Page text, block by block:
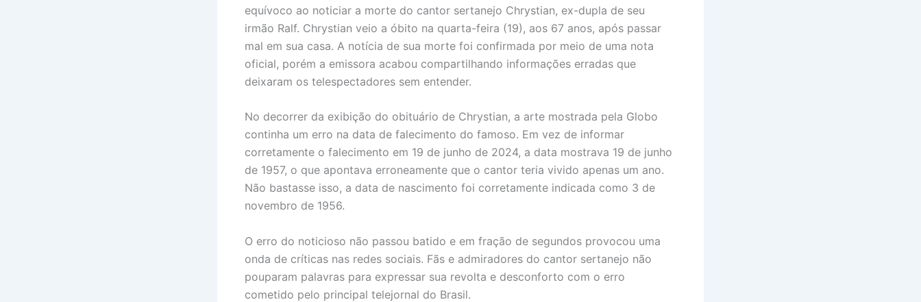
equívoco ao noticiar a morte do cantor sertanejo Chrystian, ex-dupla de seu
irmão Ralf. Chrystian veio a óbito na quarta-feira (19), aos 67 anos, após passar
mal em sua casa. A notícia de sua morte foi confirmada por meio de uma nota
oficial, porém a emissora acabou compartilhando informações erradas que
deixaram os telespectadores sem entender.
No decorrer da exibição do obituário de Chrystian, a arte mostrada pela Globo
continha um erro na data de falecimento do famoso. Em vez de informar
corretamente o falecimento em 19 de junho de 2024, a data mostrava 19 de junho
de 1957, o que apontava erroneamente que o cantor teria vivido apenas um ano.
Não bastasse isso, a data de nascimento foi corretamente indicada como 3 de
novembro de 1956.
O erro do noticioso não passou batido e em fração de segundos provocou uma
onda de críticas nas redes sociais. Fãs e admiradores do cantor sertanejo não
pouparam palavras para expressar sua revolta e desconforto com o erro
cometido pelo principal telejornal do Brasil.